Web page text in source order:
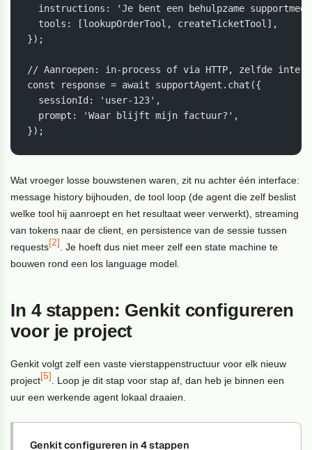
instructions: 'Je bent een behulpzame
  tools: [lookupOrderTool, createTicketTool],
});
// Aanroepen: in-process of via HTTP, zelfde
const response = await supportAgent.chat({
  sessionId: 'user-123',
  prompt: 'Waar blijft mijn factuur?',
Wat vroeger losse bouwstenen waren, zit nu achter één interface:
message history bijhouden, de tool loop (de agent die zelf beslist
welke tool hij aanroept en het resultaat weer verwerkt), streaming
van tokens naar de client, en persistence van de sessie tussen
requests[2]. Je hoeft dus niet meer zelf een state machine te
bouwen rond een los language model.
In 4 stappen: Genkit configureren
voor je project
Genkit volgt zelf een vaste vierstappenstructuur voor elk nieuw
project[5]. Loop je dit stap voor stap af, dan heb je binnen een
uur een werkende agent lokaal draaien.
Genkit configureren in 4 stappen